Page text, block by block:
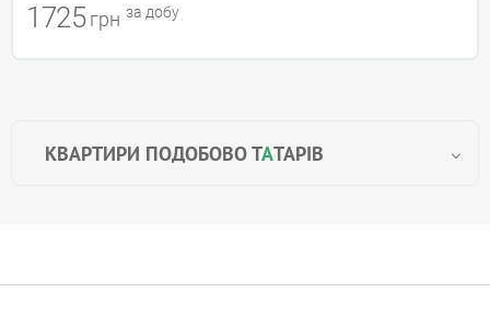
КВАРТИРИ ПОДОБОВО ТАТАРІВ
1725 грн за добу